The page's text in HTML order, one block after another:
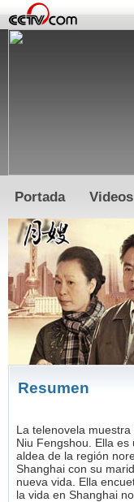
Portada
Resumen
La telenovela
Niu Fengshou. Ella es
aldea de la región
Shanghai con su
nueva vida. Ella
la vida en Shanghai